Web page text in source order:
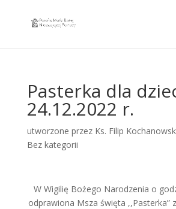
Pasterka dla
24.12.2022 r.
utworzone przez Ks. Filip
Bez kategorii
W Wigilię Bożego Narodzenia o
odprawiona Msza święta ,,Pasterka”